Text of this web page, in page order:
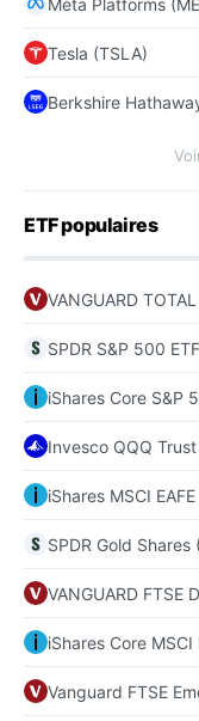
Tesla (TSLA)
Berkshire
ETF populaires
VANGUARD
SPDR S&P 500
iShares Core S&P
Invesco QQQ
iShares MSCI EAFE
SPDR Gold Shares
VANGUARD FTSE
iShares Core
Vanguard FTSE